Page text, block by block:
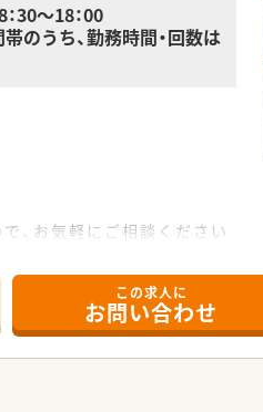
30～18：00
のうち、勤務時間・回数は
、お気軽にご相談ください
この求人に
お問い合わせ